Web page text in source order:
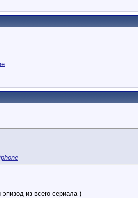
из всего сериала )